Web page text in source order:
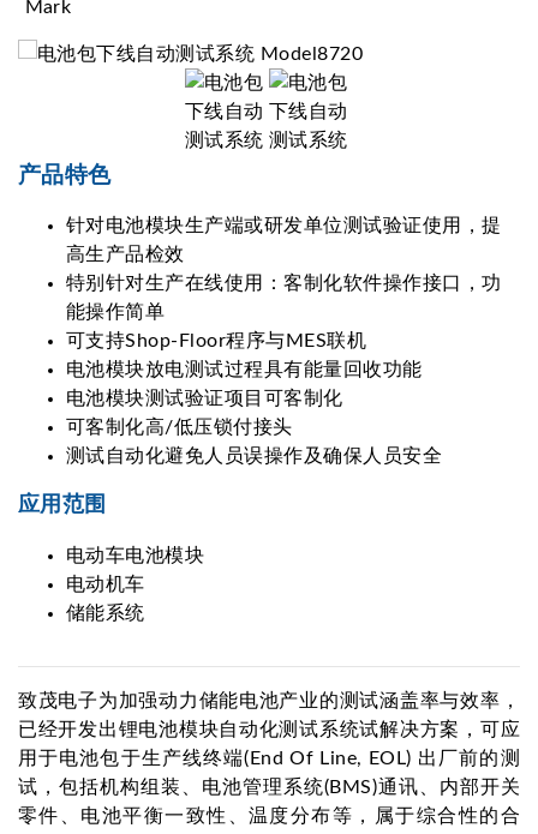
产品特色
针对电池模块生产端或研发单位测试验证使用，提
高生产品检效
特别针对生产在线使用：客制化软件操作接口，功
能操作简单
可支持Shop-Floor程序与MES联机
电池模块放电测试过程具有能量回收功能
电池模块测试验证项目可客制化
可客制化高/低压锁付接头
测试自动化避免人员误操作及确保人员安全
应用范围
电动车电池模块
电动机车
储能系统
致茂电子为加强动力储能电池产业的测试涵盖率与效率，
已经开发出锂电池模块自动化测试系统试解决方案，可应
用于电池包于生产线终端(End Of Line, EOL) 出厂前的测
试，包括机构组装、电池管理系统(BMS)通讯、内部开关
零件、电池平衡一致性、温度分布等，属于综合性的合